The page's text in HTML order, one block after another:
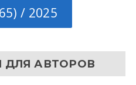
/ 2025
АВТОРОВ